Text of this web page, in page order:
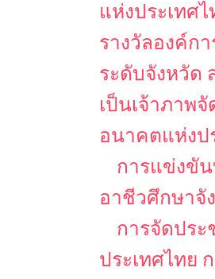
แห่งประเทศ
รางวัลองค์ก
ระดับจังหวัด
เป็นเจ้าภาพ
อนาคตแห่งป
การแข่งขั
อาชีวศึกษาจั
การจัดปร
ประเทศไทย